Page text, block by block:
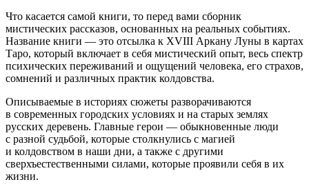
Что касается самой книги, то перед вами сборник
мистических рассказов, основанных на реальных событиях.
Название книги — это отсылка к XVIII Аркану Луны в картах
Таро, который включает в себя мистический опыт, весь спектр
психических переживаний и ощущений человека, его страхов,
сомнений и различных практик колдовства.
Описываемые в историях сюжеты разворачиваются
в современных городских условиях и на старых землях
русских деревень. Главные герои — обыкновенные люди
с разной судьбой, которые столкнулись с магией
и колдовством в наши дни, а также с другими
сверхъестественными силами, которые проявили себя в их
жизни.